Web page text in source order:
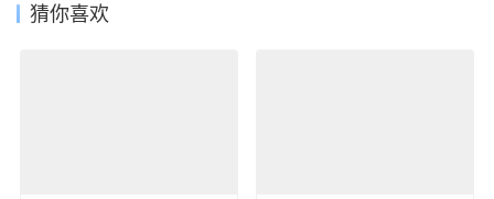
猜你喜欢